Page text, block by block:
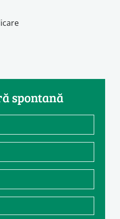
spontană